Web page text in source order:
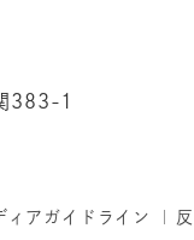
383-1
ィアガイドライン